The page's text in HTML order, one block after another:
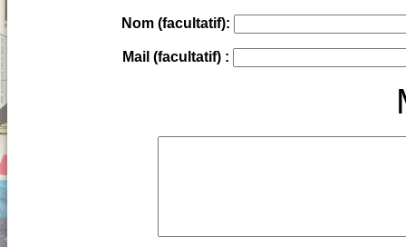
Nom (facultatif):
Mail (facultatif) :